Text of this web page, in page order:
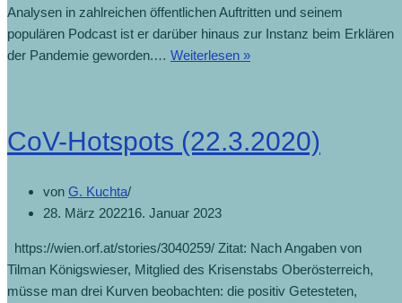
Analysen in zahlreichen öffentlichen Auftritten und seinem
populären Podcast ist er darüber hinaus zur Instanz beim Erklären
der Pandemie geworden.… Weiterlesen »
CoV-Hotspots (22.3.2020)
von G. Kuchta
28. März 202216. Januar 2023
https://wien.orf.at/stories/3040259/ Zitat: Nach Angaben von
Tilman Königswieser, Mitglied des Krisenstabs Oberösterreich,
müsse man drei Kurven beobachten: die positiv Getesteten,